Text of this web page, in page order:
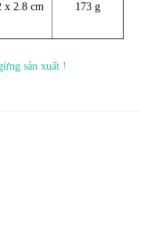
x 2.8 cm 173 g
sản xuất !